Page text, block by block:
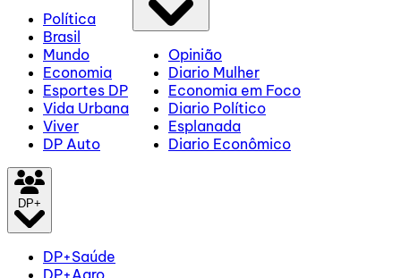
Política
Brasil
Mundo
Economia
Esportes DP
Vida Urbana
Viver
DP Auto
Opinião
Diario Mulher
Economia em Foco
Diario Político
Esplanada
Diario Econômico
DP+
DP+Saúde